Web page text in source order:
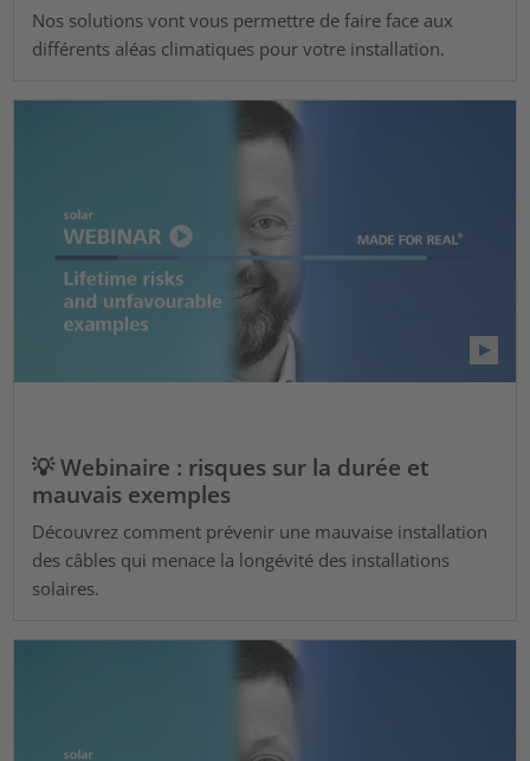
Nos solutions vont vous permettre de faire face aux
différents aléas climatiques pour votre installation.
💡 Webinaire : risques sur la durée et
mauvais exemples
Découvrez comment prévenir une mauvaise installation
des câbles qui menace la longévité des installations
solaires.